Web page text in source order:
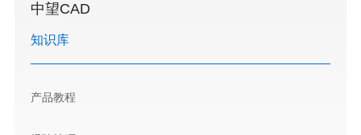
中望CAD
知识库
产品教程